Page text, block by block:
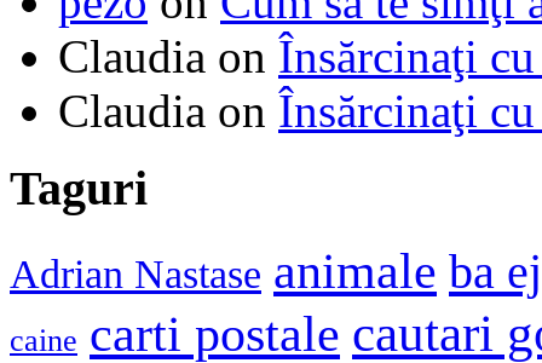
Claudia on Însărcinaţi
Claudia on Însărcinaţi
Taguri
Adrian Nastase animale ba
caine carti postale cautari